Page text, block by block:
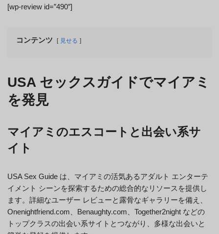
[wp-review id=”490″]
コンテンツ 見せる
USA セックスガイドでマイアミ
を発見
マイアミのエスコートと出会い系サ
イト
USA Sex Guide は、マイアミの活気あるアダルト エンターテ
イメント シーンを探索するための総合的なリソースを提供し
ます。詳細なユーザー レビューと露骨なギャラリーを備え、
Onenightfriend.com、Benaughty.com、Together2night などの
トップクラスの出会い系サイトとつながり、多様な出会いと